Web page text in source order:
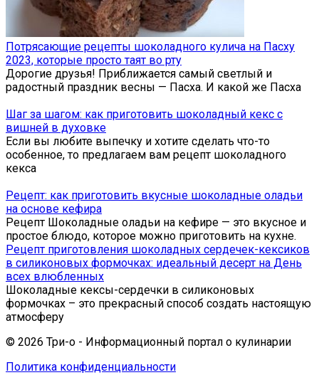
Потрясающие рецепты шоколадного кулича на Пасху
2023, которые просто таят во рту
Дорогие друзья! Приближается самый светлый и
радостный праздник весны — Пасха. И какой же Пасха
Шаг за шагом: как приготовить шоколадный кекс с
вишней в духовке
Если вы любите выпечку и хотите сделать что-то
особенное, то предлагаем вам рецепт шоколадного
кекса
Рецепт: как приготовить вкусные шоколадные оладьи
на основе кефира
Рецепт Шоколадные оладьи на кефире — это вкусное и
простое блюдо, которое можно приготовить на кухне.
Рецепт приготовления шоколадных сердечек-кексиков
в силиконовых формочках: идеальный десерт на День
всех влюбленных
Шоколадные кексы-сердечки в силиконовых
формочках – это прекрасный способ создать настоящую
атмосферу
© 2026 Три-о - Информационный портал о кулинарии
Политика конфиденциальности